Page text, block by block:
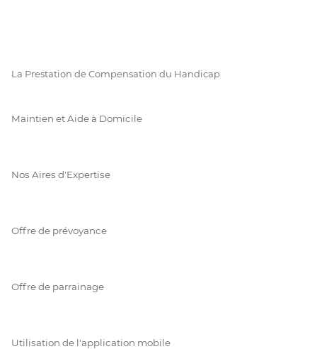
La Prestation de Compensation du Handicap
Maintien et Aide à Domicile
Nos Aires d'Expertise
Offre de prévoyance
Offre de parrainage
Utilisation de l'application mobile